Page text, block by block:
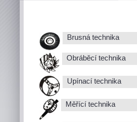
Brusná technika
Obráběcí technika
Upínací technika
Měřící technika